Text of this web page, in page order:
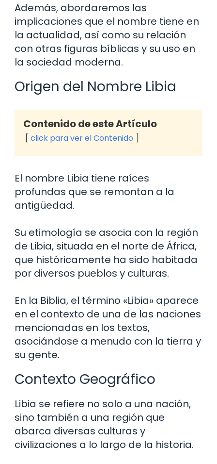
Además, abordaremos las
implicaciones que el nombre tiene en
la actualidad, así como su relación
con otras figuras bíblicas y su uso en
la sociedad moderna.
Origen del Nombre Libia
Contenido de este Artículo
click para ver el Contenido
El nombre Libia tiene raíces
profundas que se remontan a la
antigüedad.
Su etimología se asocia con la región
de Libia, situada en el norte de África,
que históricamente ha sido habitada
por diversos pueblos y culturas.
En la Biblia, el término «Libia» aparece
en el contexto de una de las naciones
mencionadas en los textos,
asociándose a menudo con la tierra y
su gente.
Contexto Geográfico
Libia se refiere no solo a una nación,
sino también a una región que
abarca diversas culturas y
civilizaciones a lo largo de la historia.